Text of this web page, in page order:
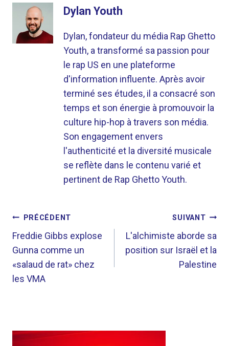
Dylan Youth
Dylan, fondateur du média Rap Ghetto
Youth, a transformé sa passion pour
le rap US en une plateforme
d'information influente. Après avoir
terminé ses études, il a consacré son
temps et son énergie à promouvoir la
culture hip-hop à travers son média.
Son engagement envers
l'authenticité et la diversité musicale
se reflète dans le contenu varié et
pertinent de Rap Ghetto Youth.
NAVIGATION
DE
L’ARTICLE
PRÉCÉDENT
Freddie Gibbs explose
Gunna comme un
«salaud de rat» chez
les VMA
SUIVANT
L'alchimiste aborde sa
position sur Israël et la
Palestine